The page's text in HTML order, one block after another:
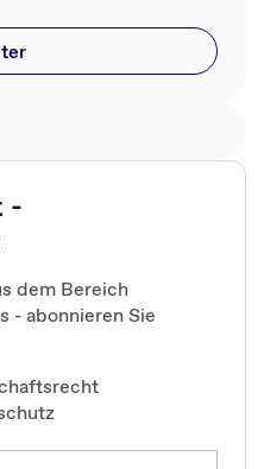
-
dem Bereich
- abonnieren Sie